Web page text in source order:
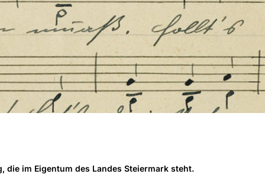
im Eigentum des Landes Steiermark steht.